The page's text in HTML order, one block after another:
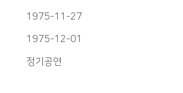
1975-11-27
1975-12-01
정기공연